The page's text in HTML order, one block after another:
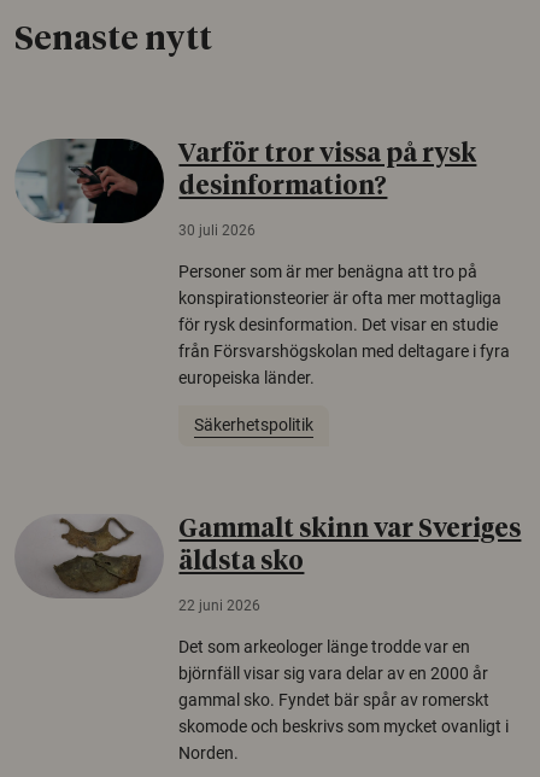
Senaste nytt
Varför tror vissa på rysk
desinformation?
30 juli 2026
Personer som är mer benägna att tro på
konspirationsteorier är ofta mer mottagliga
för rysk desinformation. Det visar en studie
från Försvarshögskolan med deltagare i fyra
europeiska länder.
Säkerhetspolitik
Gammalt skinn var Sveriges
äldsta sko
22 juni 2026
Det som arkeologer länge trodde var en
björnfäll visar sig vara delar av en 2000 år
gammal sko. Fyndet bär spår av romerskt
skomode och beskrivs som mycket ovanligt i
Norden.